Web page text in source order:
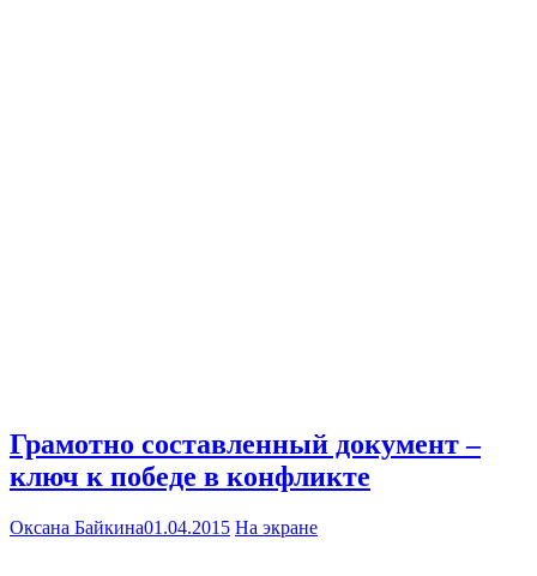
Грамотно составленный документ –
ключ к победе в конфликте
Оксана Байкина01.04.2015 На экране